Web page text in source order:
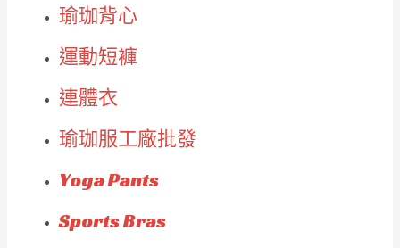
瑜珈背心
運動短褲
連體衣
瑜珈服工廠批發
Yoga Pants
Sports Bras